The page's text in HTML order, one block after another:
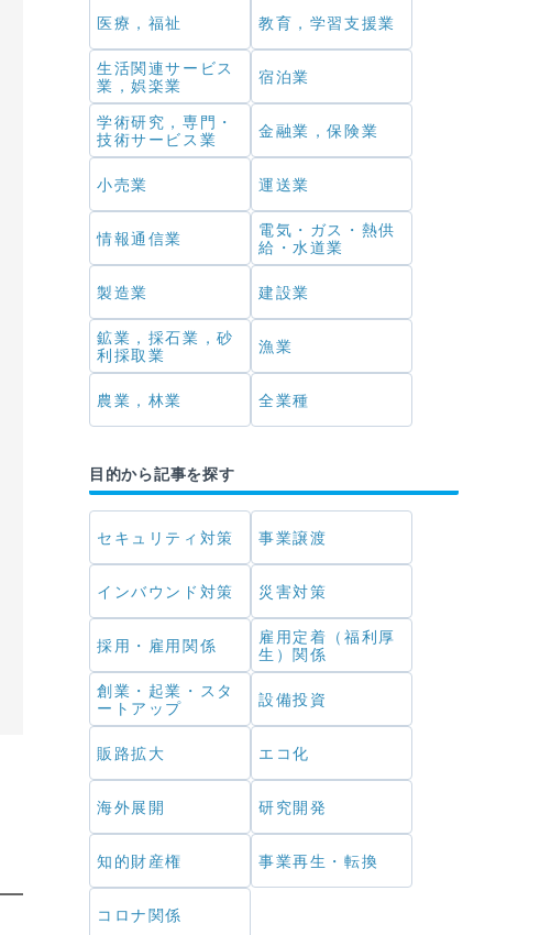
医療，福祉 教育，学習支援業
生活関連サービス
業，娯楽業
宿泊業
学術研究，専門・
技術サービス業
金融業，保険業
小売業 運送業
情報通信業
電気・ガス・熱供
給・水道業
製造業 建設業
鉱業，採石業，砂
利採取業
漁業
農業，林業 全業種
目的から記事を探す
セキュリティ対策 事業譲渡
インバウンド対策 災害対策
採用・雇用関係
雇用定着（福利厚
生）関係
創業・起業・スタ
ートアップ
設備投資
販路拡大 エコ化
海外展開 研究開発
知的財産権 事業再生・転換
コロナ関係